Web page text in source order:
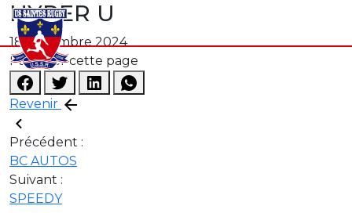
HYPER U
18 novembre 2024
Revenir
Partager cette page
Précédent :
BC AUTOS
Suivant :
SPEEDY